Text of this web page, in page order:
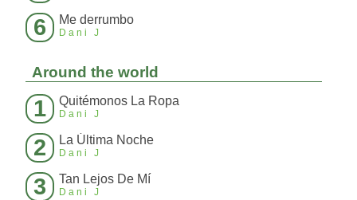
6 Me derrumbo
Dani J
Around the world
1 Quitémonos La Ropa
Dani J
2 La Última Noche
Dani J
3 Tan Lejos De Mí
Dani J